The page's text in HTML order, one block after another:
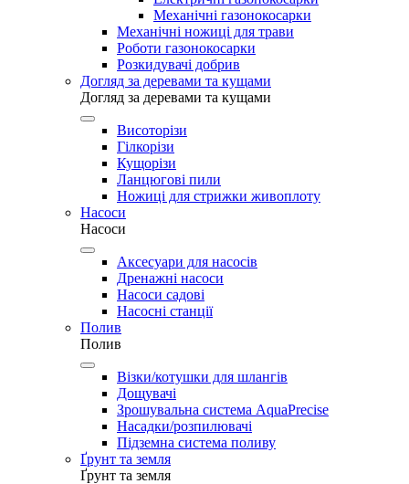
Механічні газонокосарки
Механічні ножиці для трави
Роботи газонокосарки
Розкидувачі добрив
Догляд за деревами та кущами
Догляд за деревами та кущами
Висоторізи
Гілкорізи
Кущорізи
Ланцюгові пили
Ножиці для стрижки живоплоту
Насоси
Насоси
Аксесуари для насосів
Дренажні насоси
Насоси садові
Насосні станції
Полив
Полив
Візки/котушки для шлангів
Дощувачі
Зрошувальна система AquaPrecise
Насадки/розпилювачі
Підземна система поливу
Ґрунт та земля
Ґрунт та земля